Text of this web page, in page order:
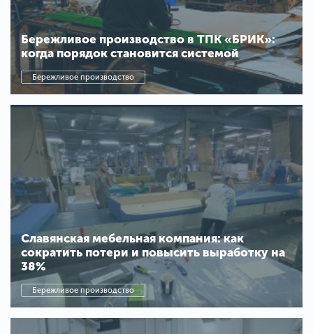
Бережливое производство в ТПК «БРИК»:
когда порядок становится системой
Бережливое производство
Славянская мебельная компания: как
сократить потери и повысить выработку на
38%
Бережливое производство